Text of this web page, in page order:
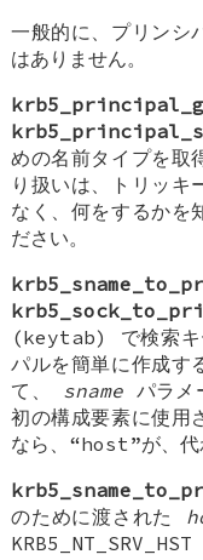
一般的に、プリンシ
はありません。
めの名前タイプを取
り扱いは、トリッキ
なく、何をするかを
ださい。
(keytab) で検索キ
パルを簡単に作成す
て、 sname パラメ
初の構成要素に使用
なら、“host”が、代
のために渡された
KRB5_NT_SRV_HST